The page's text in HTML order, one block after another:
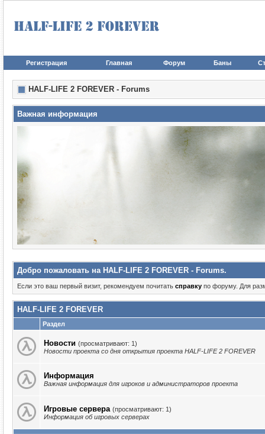
Регистрация Главная Форум Баны
HALF-LIFE 2 FOREVER - Forums
Важная информация
Добро пожаловать на HALF-LIFE 2 FOREVER - Forums.
Если это ваш первый визит, рекомендуем почитать справку по форуму. Для
HALF-LIFE 2 FOREVER
Раздел
Новости (просматривают: 1)
Новости проекта со дня открытия проекта HALF-LIFE 2 FOREVER
Информация
Важная информация для игроков и администраторов проекта
Игровые сервера (просматривают: 1)
Информация об игровых серверах